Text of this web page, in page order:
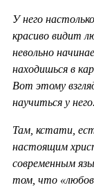
У него
красиво видит
невольно
находишься в
Вот этому
научиться у него.
Там, кстати,
настоящим
современным
том, что